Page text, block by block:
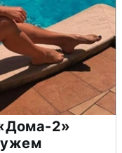
2»